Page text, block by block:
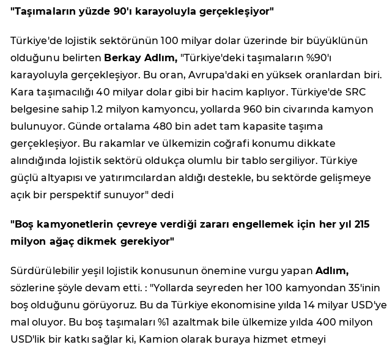
"Taşımaların yüzde 90'ı karayoluyla gerçekleşiyor"
Türkiye'de lojistik sektörünün 100 milyar dolar üzerinde bir büyüklünün
olduğunu belirten Berkay Adlım, "Türkiye'deki taşımaların %90'ı
karayoluyla gerçekleşiyor. Bu oran, Avrupa'daki en yüksek oranlardan biri.
Kara taşımacılığı 40 milyar dolar gibi bir hacim kaplıyor. Türkiye'de SRC
belgesine sahip 1.2 milyon kamyoncu, yollarda 960 bin civarında kamyon
bulunuyor. Günde ortalama 480 bin adet tam kapasite taşıma
gerçekleşiyor. Bu rakamlar ve ülkemizin coğrafi konumu dikkate
alındığında lojistik sektörü oldukça olumlu bir tablo sergiliyor. Türkiye
güçlü altyapısı ve yatırımcılardan aldığı destekle, bu sektörde gelişmeye
açık bir perspektif sunuyor"dedi
"Boş kamyonetlerin çevreye verdiği zararı engellemek için her yıl 215
milyon ağaç dikmek gerekiyor"
Sürdürülebilir yeşil lojistik konusunun önemine vurgu yapan Adlım,
sözlerine şöyle devam etti. : "Yollarda seyreden her 100 kamyondan 35'inin
boş olduğunu görüyoruz. Bu da Türkiye ekonomisine yılda 14 milyar USD'ye
mal oluyor. Bu boş taşımaları %1 azaltmak bile ülkemize yılda 400 milyon
USD'lik bir katkı sağlar ki, Kamion olarak buraya hizmet etmeyi